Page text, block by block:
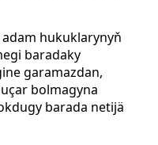
hukuklarynyň
baradaky
garamazdan,
bolmagyna
barada netijä